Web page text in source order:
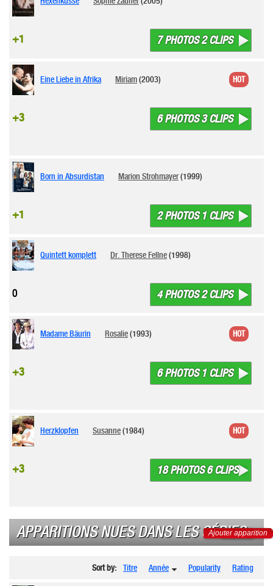
7 PHOTOS 2 CLIPS
+1
Eine Liebe in Afrika Miriam(2003)
6 PHOTOS 3 CLIPS
+3
HOT
Born in Absurdistan Marion Strohmayer(1999)
2 PHOTOS 1 CLIPS
+1
Quintett komplett Dr. Therese Fellne(1998)
4 PHOTOS 2 CLIPS
0
Madame Bäurin Rosalie(1993)
6 PHOTOS 1 CLIPS
+3
HOT
Herzklopfen Susanne(1984)
18 PHOTOS 6 CLIPS
+3
HOT
APPARITIONS NUES DANS LES SÉRIES
Ajouter apparition
Sort by: Titre Année Popularity Rating